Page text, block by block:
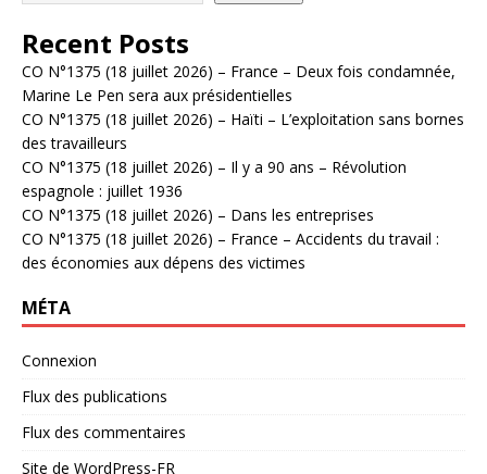
Recent Posts
CO N°1375 (18 juillet 2026) – France – Deux fois condamnée,
Marine Le Pen sera aux présidentielles
CO N°1375 (18 juillet 2026) – Haïti – L’exploitation sans bornes
des travailleurs
CO N°1375 (18 juillet 2026) – Il y a 90 ans – Révolution
espagnole : juillet 1936
CO N°1375 (18 juillet 2026) – Dans les entreprises
CO N°1375 (18 juillet 2026) – France – Accidents du travail :
des économies aux dépens des victimes
MÉTA
Connexion
Flux des publications
Flux des commentaires
Site de WordPress-FR